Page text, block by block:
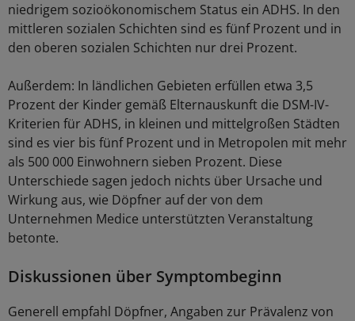
niedrigem sozioökonomischem Status ein ADHS. In den
mittleren sozialen Schichten sind es fünf Prozent und in
den oberen sozialen Schichten nur drei Prozent.
Außerdem: In ländlichen Gebieten erfüllen etwa 3,5
Prozent der Kinder gemäß Elternauskunft die DSM-IV-
Kriterien für ADHS, in kleinen und mittelgroßen Städten
sind es vier bis fünf Prozent und in Metropolen mit mehr
als 500 000 Einwohnern sieben Prozent. Diese
Unterschiede sagen jedoch nichts über Ursache und
Wirkung aus, wie Döpfner auf der von dem
Unternehmen Medice unterstützten Veranstaltung
betonte.
Diskussionen über Symptombeginn
Generell empfahl Döpfner, Angaben zur Prävalenz von